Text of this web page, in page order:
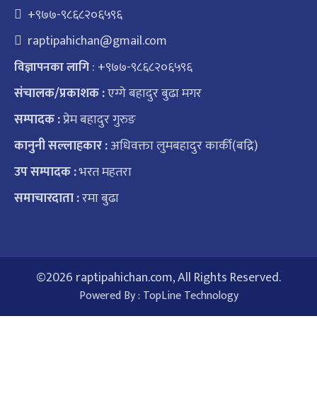
+९७७-९८६८२०६५९६
raptipahichan@gmail.com
विज्ञापनका लागि: +९७७-९८६८२०६५९६
संचालक/प्रकाशक :एग्गे बहादुर बुढा मगर
सम्पादक :प्रेम बहादुर गुरुङ
कानुनी सल्लाहकार :अधिवक्ता लुमबहादुर कार्की(बद्रि)
उप सम्पादक :भरत महतरा
समाचारदाता :रमा बुढा
©2026 raptipahichan.com, All Rights Reserved.
Powered By : TopLine Technology